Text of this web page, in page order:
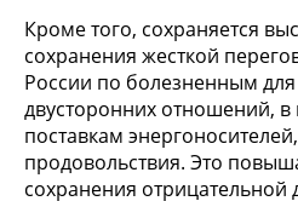
Кроме того, сохраняется
сохранения жесткой
России по болезненным
двусторонних отношений,
поставкам
продовольствия. Это
сохранения отрицательной